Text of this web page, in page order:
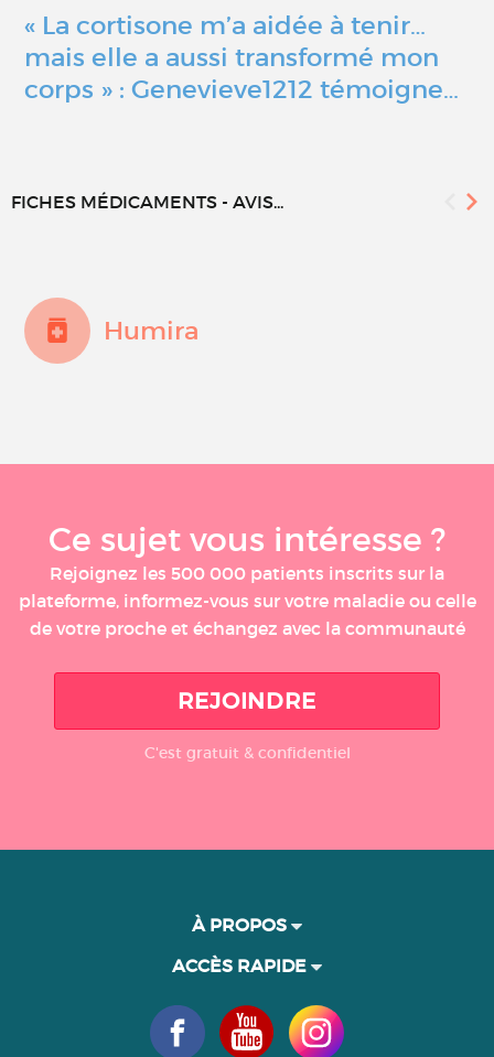
« La cortisone m’a aidée à tenir…
mais elle a aussi transformé mon
corps » : Genevieve1212 témoigne…
FICHES MÉDICAMENTS - AVIS...
Humira
Ce sujet vous intéresse ?
Rejoignez les 500 000 patients inscrits sur la
plateforme, informez-vous sur votre maladie ou celle
de votre proche et échangez avec la communauté
REJOINDRE
C'est gratuit & confidentiel
À PROPOS
ACCÈS RAPIDE